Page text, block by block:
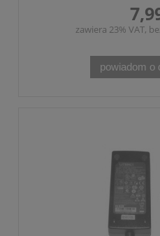
zawiera 23% VAT,
powiadom o